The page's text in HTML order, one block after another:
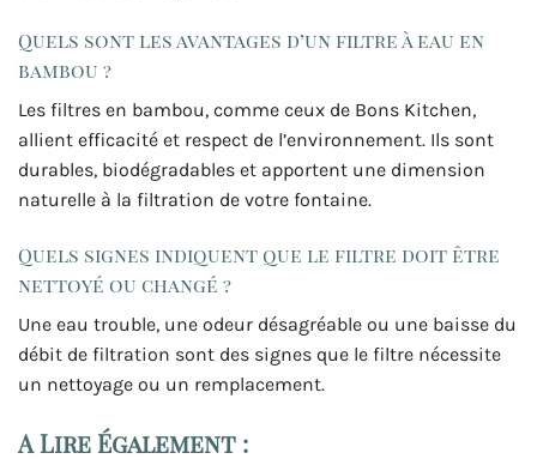
Quels sont les avantages d’un filtre à eau en
bambou ?
Les filtres en bambou, comme ceux de Bons Kitchen,
allient efficacité et respect de l’environnement. Ils sont
durables, biodégradables et apportent une dimension
naturelle à la filtration de votre fontaine.
Quels signes indiquent que le filtre doit être
nettoyé ou changé ?
Une eau trouble, une odeur désagréable ou une baisse du
débit de filtration sont des signes que le filtre nécessite
un nettoyage ou un remplacement.
A Lire Également :